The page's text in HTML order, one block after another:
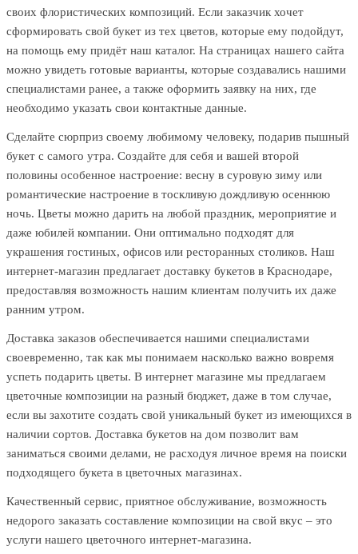
своих флористических композиций. Если заказчик хочет
сформировать свой букет из тех цветов, которые ему подойдут,
на помощь ему придёт наш каталог. На страницах нашего сайта
можно увидеть готовые варианты, которые создавались нашими
специалистами ранее, а также оформить заявку на них, где
необходимо указать свои контактные данные.
Сделайте сюрприз своему любимому человеку, подарив пышный
букет с самого утра. Создайте для себя и вашей второй
половины особенное настроение: весну в суровую зиму или
романтические настроение в тоскливую дождливую осеннюю
ночь. Цветы можно дарить на любой праздник, мероприятие и
даже юбилей компании. Они оптимально подходят для
украшения гостиных, офисов или ресторанных столиков. Наш
интернет-магазин предлагает доставку букетов в Краснодаре,
предоставляя возможность нашим клиентам получить их даже
ранним утром.
Доставка заказов обеспечивается нашими специалистами
своевременно, так как мы понимаем насколько важно вовремя
успеть подарить цветы. В интернет магазине мы предлагаем
цветочные композиции на разный бюджет, даже в том случае,
если вы захотите создать свой уникальный букет из имеющихся в
наличии сортов. Доставка букетов на дом позволит вам
заниматься своими делами, не расходуя личное время на поиски
подходящего букета в цветочных магазинах.
Качественный сервис, приятное обслуживание, возможность
недорого заказать составление композиции на свой вкус – это
услуги нашего цветочного интернет-магазина.